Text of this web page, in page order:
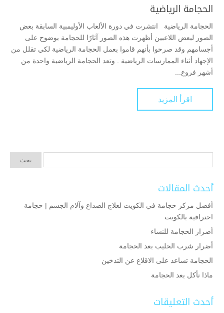
الحجامة الرياضية
الحجامة الرياضية انتشرت في دورة الألعاب الأوليمبية السابقة بعض
الصور لبعض اللاعبين أظهرت هذه الصور آثارًا للحجامة بوضوح على
أجسامهم وقد صرحوا بأنهم قاموا بعمل الحجامة الرياضية لكي تقلل من
الإجهاد أثناء الممارسات الرياضية . وتعد الحجامة الرياضية واحدة من
أشهر فروع...
اقرأ المزيد
أحدث المقالات
أفضل مركز حجامة في الكويت لعلاج الصداع وآلام الجسم | حجامة
احترافية بالكويت
أضرار الحجامة للنساء
أضرار شرب الحليب بعد الحجامة
الحجامة تساعد على الاقلاع عن التدخين
ماذا نأكل بعد الحجامة
أحدث التعليقات